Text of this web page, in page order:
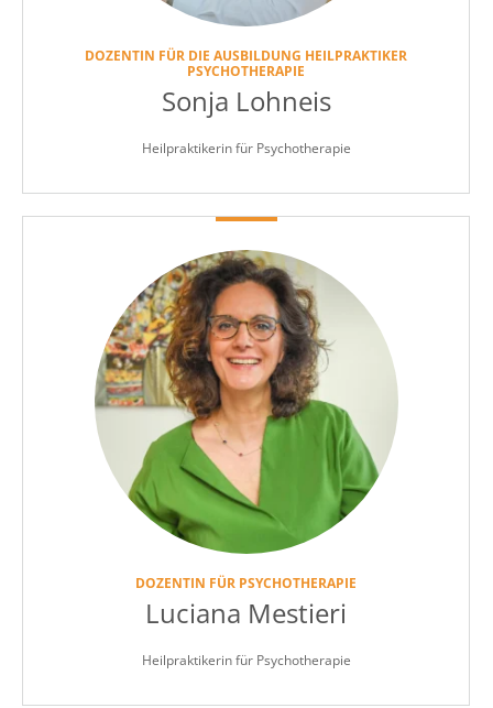
DOZENTIN FÜR DIE AUSBILDUNG HEILPRAKTIKER
PSYCHOTHERAPIE
Sonja Lohneis
Heilpraktikerin für Psychotherapie
DOZENTIN FÜR PSYCHOTHERAPIE
Luciana Mestieri
Heilpraktikerin für Psychotherapie